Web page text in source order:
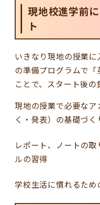
現地校進学前
ト
いきなり現地の授業
の準備プログラムで
ことで、スタート後の
現地の授業で必要な
く・発表）の基礎づく
レポート、ノートの
ルの習得
学校生活に慣れるた